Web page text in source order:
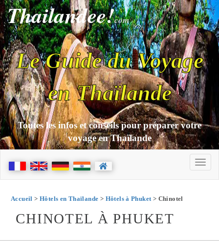
Thailandee!com
Le Guide du Voyage
en Thaïlande
Toutes les infos et conseils pour préparer votre
voyage en Thaïlande
Accueil > Hôtels en Thaïlande > Hôtels à Phuket> Chinotel
CHINOTEL À PHUKET